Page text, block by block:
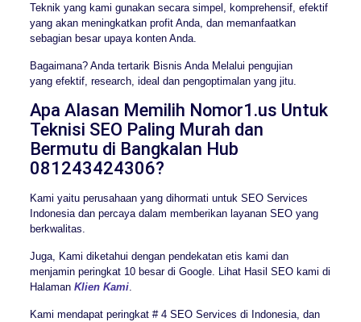
Teknik yang kami gunakan secara simpel, komprehensif, efektif
yang akan meningkatkan profit Anda, dan memanfaatkan
sebagian besar upaya konten Anda.
Bagaimana? Anda tertarik Bisnis Anda Melalui pengujian
yang efektif, research, ideal dan pengoptimalan yang jitu.
Apa Alasan Memilih Nomor1.us Untuk
Teknisi SEO Paling Murah dan
Bermutu di Bangkalan Hub
081243424306?
Kami yaitu perusahaan yang dihormati untuk SEO Services
Indonesia dan percaya dalam memberikan layanan SEO yang
berkwalitas.
Juga, Kami diketahui dengan pendekatan etis kami dan
menjamin peringkat 10 besar di Google. Lihat Hasil SEO kami di
Halaman Klien Kami.
Kami mendapat peringkat # 4 SEO Services di Indonesia, dan